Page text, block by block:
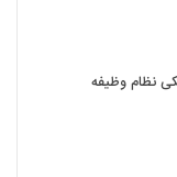
نظام وظیفه